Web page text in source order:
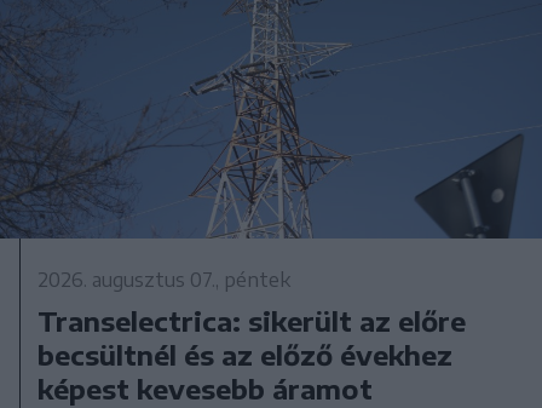
2026. augusztus 07., péntek
Transelectrica: sikerült az előre
becsültnél és az előző évekhez
képest kevesebb áramot